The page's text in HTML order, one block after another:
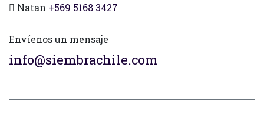
Natan +569 5168 3427
Envíenos un mensaje
info@siembrachile.com